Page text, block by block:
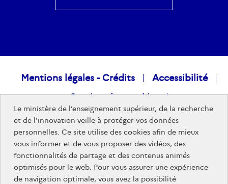
Raccourcis
Mentions légales - Crédits
Accessibilité
Gestion des cookies
Données personnelles
Nous rejoindre
Plan du site
Sites publics
Le ministère de l’enseignement supérieur, de la recherche
et de l'innovation veille à protéger vos données
personnelles. Ce site utilise des cookies afin de mieux
vous informer et de vous proposer des vidéos, des
fonctionnalités de partage et des contenus animés
optimisés pour le web. Pour vous assurer une expérience
de navigation optimale, vous avez la possibilité